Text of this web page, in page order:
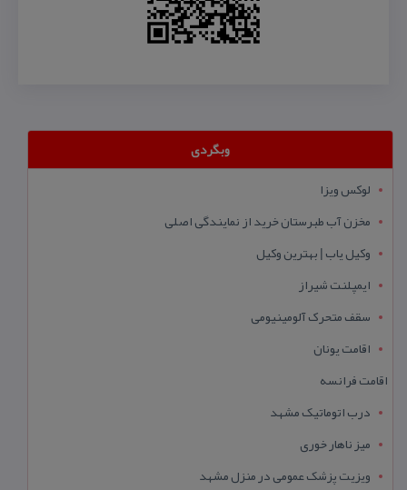
وبگردی
لوکس ویزا
مخزن آب طبرستان خرید از نمایندگی اصلی
وکیل یاب | بهترین وکیل
ایمپلنت شیراز
سقف متحرک آلومینیومی
اقامت یونان
اقامت فرانسه
درب اتوماتیک مشهد
میز ناهار خوری
ویزیت پزشک عمومی در منزل مشهد